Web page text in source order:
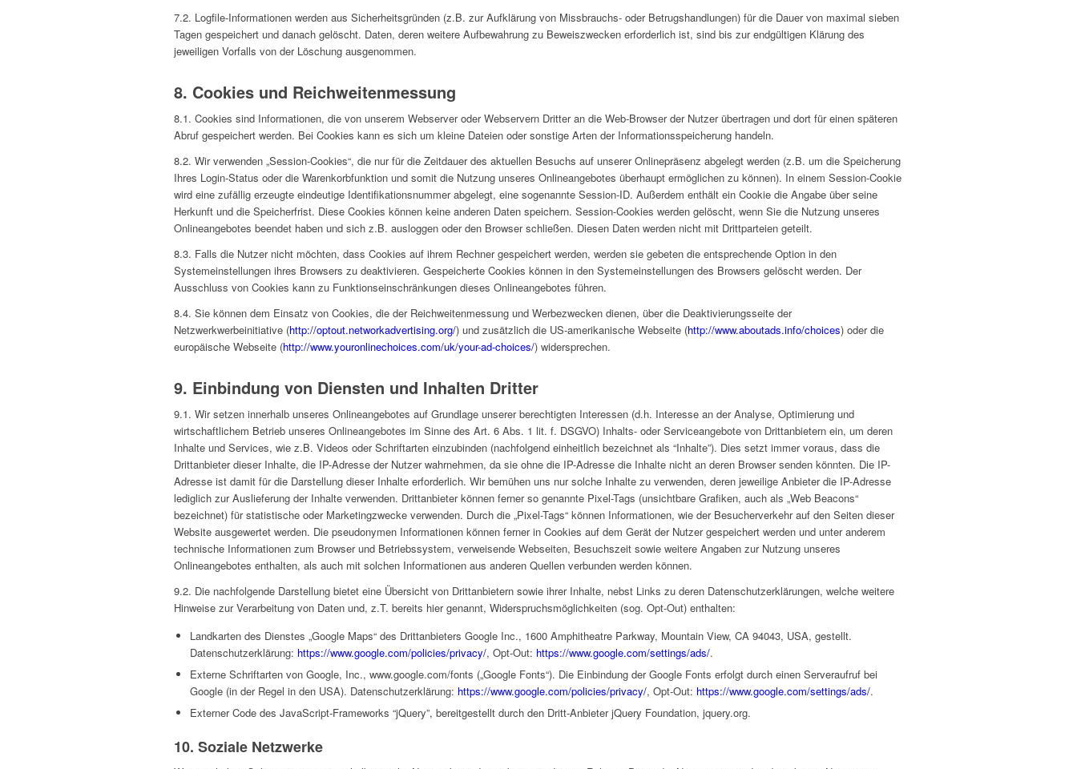
7.2. Logfile-Informationen werden aus Sicherheitsgründen (z.B. zur Aufklärung von Missbrauchs- oder Betrugshandlungen) für die Dauer von maximal sieben
Tagen gespeichert und danach gelöscht. Daten, deren weitere Aufbewahrung zu Beweiszwecken erforderlich ist, sind bis zur endgültigen Klärung des
jeweiligen Vorfalls von der Löschung ausgenommen.
8. Cookies und Reichweitenmessung
8.1. Cookies sind Informationen, die von unserem Webserver oder Webservern Dritter an die Web-Browser der Nutzer übertragen und dort für einen späteren
Abruf gespeichert werden. Bei Cookies kann es sich um kleine Dateien oder sonstige Arten der Informationsspeicherung handeln.
8.2. Wir verwenden „Session-Cookies“, die nur für die Zeitdauer des aktuellen Besuchs auf unserer Onlinepräsenz abgelegt werden (z.B. um die Speicherung
Ihres Login-Status oder die Warenkorbfunktion und somit die Nutzung unseres Onlineangebotes überhaupt ermöglichen zu können). In einem Session-Cookie
wird eine zufällig erzeugte eindeutige Identifikationsnummer abgelegt, eine sogenannte Session-ID. Außerdem enthält ein Cookie die Angabe über seine
Herkunft und die Speicherfrist. Diese Cookies können keine anderen Daten speichern. Session-Cookies werden gelöscht, wenn Sie die Nutzung unseres
Onlineangebotes beendet haben und sich z.B. ausloggen oder den Browser schließen. Diesen Daten werden nicht mit Drittparteien geteilt.
8.3. Falls die Nutzer nicht möchten, dass Cookies auf ihrem Rechner gespeichert werden, werden sie gebeten die entsprechende Option in den
Systemeinstellungen ihres Browsers zu deaktivieren. Gespeicherte Cookies können in den Systemeinstellungen des Browsers gelöscht werden. Der
Ausschluss von Cookies kann zu Funktionseinschränkungen dieses Onlineangebotes führen.
8.4. Sie können dem Einsatz von Cookies, die der Reichweitenmessung und Werbezwecken dienen, über die Deaktivierungsseite der
Netzwerkwerbeinitiative (http://optout.networkadvertising.org/) und zusätzlich die US-amerikanische Webseite (http://www.aboutads.info/choices) oder die
europäische Webseite (http://www.youronlinechoices.com/uk/your-ad-choices/) widersprechen.
9. Einbindung von Diensten und Inhalten Dritter
9.1. Wir setzen innerhalb unseres Onlineangebotes auf Grundlage unserer berechtigten Interessen (d.h. Interesse an der Analyse, Optimierung und
wirtschaftlichem Betrieb unseres Onlineangebotes im Sinne des Art. 6 Abs. 1 lit. f. DSGVO) Inhalts- oder Serviceangebote von Drittanbietern ein, um deren
Inhalte und Services, wie z.B. Videos oder Schriftarten einzubinden (nachfolgend einheitlich bezeichnet als “Inhalte”). Dies setzt immer voraus, dass die
Drittanbieter dieser Inhalte, die IP-Adresse der Nutzer wahrnehmen, da sie ohne die IP-Adresse die Inhalte nicht an deren Browser senden könnten. Die IP-
Adresse ist damit für die Darstellung dieser Inhalte erforderlich. Wir bemühen uns nur solche Inhalte zu verwenden, deren jeweilige Anbieter die IP-Adresse
lediglich zur Auslieferung der Inhalte verwenden. Drittanbieter können ferner so genannte Pixel-Tags (unsichtbare Grafiken, auch als „Web Beacons“
bezeichnet) für statistische oder Marketingzwecke verwenden. Durch die „Pixel-Tags“ können Informationen, wie der Besucherverkehr auf den Seiten dieser
Website ausgewertet werden. Die pseudonymen Informationen können ferner in Cookies auf dem Gerät der Nutzer gespeichert werden und unter anderem
technische Informationen zum Browser und Betriebssystem, verweisende Webseiten, Besuchszeit sowie weitere Angaben zur Nutzung unseres
Onlineangebotes enthalten, als auch mit solchen Informationen aus anderen Quellen verbunden werden können.
9.2. Die nachfolgende Darstellung bietet eine Übersicht von Drittanbietern sowie ihrer Inhalte, nebst Links zu deren Datenschutzerklärungen, welche weitere
Hinweise zur Verarbeitung von Daten und, z.T. bereits hier genannt, Widerspruchsmöglichkeiten (sog. Opt-Out) enthalten:
Landkarten des Dienstes „Google Maps“ des Drittanbieters Google Inc., 1600 Amphitheatre Parkway, Mountain View, CA 94043, USA, gestellt.
Datenschutzerklärung: https://www.google.com/policies/privacy/, Opt-Out: https://www.google.com/settings/ads/.
Externe Schriftarten von Google, Inc., www.google.com/fonts („Google Fonts“). Die Einbindung der Google Fonts erfolgt durch einen Serveraufruf bei
Google (in der Regel in den USA). Datenschutzerklärung: https://www.google.com/policies/privacy/, Opt-Out: https://www.google.com/settings/ads/.
Externer Code des JavaScript-Frameworks “jQuery”, bereitgestellt durch den Dritt-Anbieter jQuery Foundation, jquery.org.
10. Soziale Netzwerke